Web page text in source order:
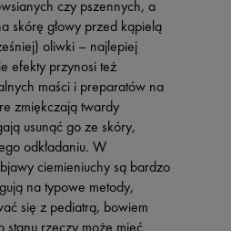
czy pszennych, a
skórę głowy przed kąpielą
oliwki – najlepiej
efekty przynosi też
maści i preparatów na
zmiękczają twardy
usunąć go ze skóry,
odkładaniu. W
ciemieniuchy są bardzo
na typowe metody,
się z pediatrą, bowiem
stanu rzeczy może mieć